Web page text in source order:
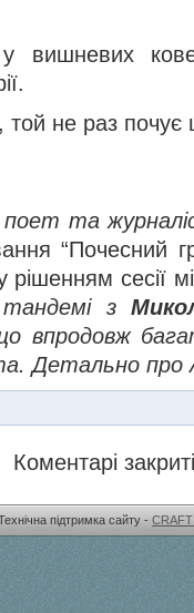
у вишневих
не раз почує
та
“Почесний
сесії
з
впродовж
Детально
Коментарі
підтримка сайту -